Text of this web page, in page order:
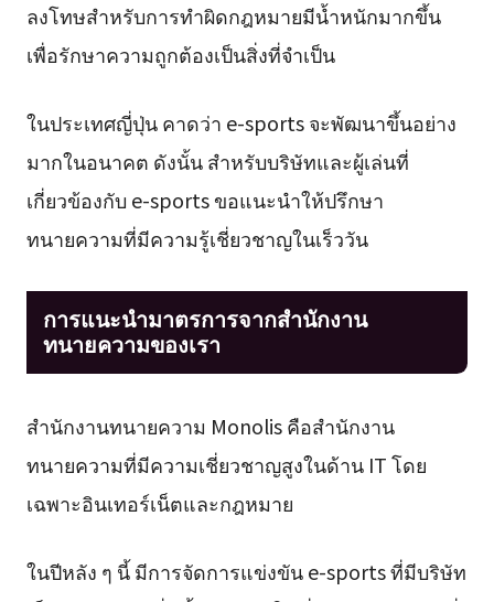
ลงโทษสำหรับการทำผิดกฎหมายมีน้ำหนักมากขึ้น
เพื่อรักษาความถูกต้องเป็นสิ่งที่จำเป็น
ในประเทศญี่ปุ่น คาดว่า e-sports จะพัฒนาขึ้นอย่าง
มากในอนาคต ดังนั้น สำหรับบริษัทและผู้เล่นที่
เกี่ยวข้องกับ e-sports ขอแนะนำให้ปรึกษา
ทนายความที่มีความรู้เชี่ยวชาญในเร็ววัน
การแนะนำมาตรการจากสำนักงาน
ทนายความของเรา
สำนักงานทนายความ Monolis คือสำนักงาน
ทนายความที่มีความเชี่ยวชาญสูงในด้าน IT โดย
เฉพาะอินเทอร์เน็ตและกฎหมาย
ในปีหลัง ๆ นี้ มีการจัดการแข่งขัน e-sports ที่มีบริษัท